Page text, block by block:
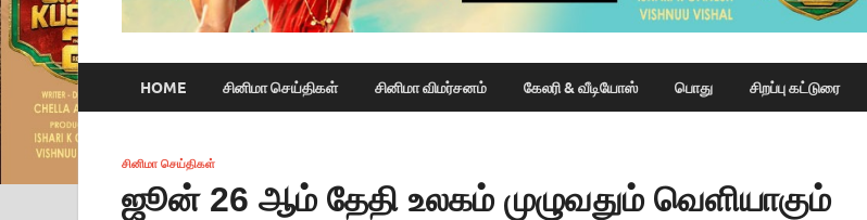
HOME சினிமா செய்திகள் சினிமா விமர்சனம் கேலரி & வீடியோஸ் பொது சிறப்பு கட்டுரை
சினிமா செய்திகள்
ஜூன் 26 ஆம் தேதி உலகம் முழுவதும் வெளியாகும்